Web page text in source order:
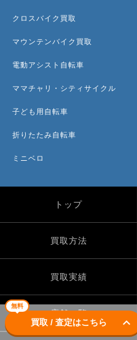
無料
買取 / 査定はこちら keyboard_arrow_down
クロスバイク買取
マウンテンバイク買取
電動アシスト自転車
ママチャリ・シティサイクル
子ども用自転車
折りたたみ自転車
ミニベロ
トップ
買取方法
買取実績
店舗一覧